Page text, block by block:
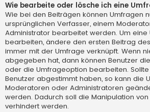
Wie bearbeite oder lösche ich eine
Wie bei den Beiträgen können Umfragen
ursprünglichen Verfasser, einem
Administrator bearbeitet werden. Um eine
bearbeiten, ändere den ersten Beitrag
immer mit der Umfrage verknüpft. Wenn
abgegeben hat, dann können Benutzer
oder die Umfrageoption bearbeiten.
Benutzer abgestimmt haben, so kann die
Moderatoren oder Administratoren
werden. Dadurch soll die Manipulation
verhindert werden.